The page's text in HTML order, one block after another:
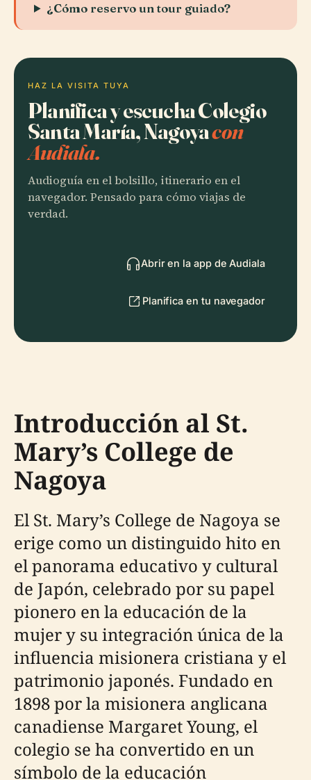
¿Cómo reservo un tour guiado?
HAZ LA VISITA TUYA
Planifica y escucha Colegio
Santa María, Nagoyacon
Audiala.
Audioguía en el bolsillo, itinerario en el
navegador. Pensado para cómo viajas de
verdad.
Abrir en la app de Audiala
Planifica en tu navegador
Introducción al St.
Mary’s College de
Nagoya
El St. Mary’s College de Nagoya se
erige como un distinguido hito en
el panorama educativo y cultural
de Japón, celebrado por su papel
pionero en la educación de la
mujer y su integración única de la
influencia misionera cristiana y el
patrimonio japonés. Fundado en
1898 por la misionera anglicana
canadiense Margaret Young, el
colegio se ha convertido en un
símbolo de la educación